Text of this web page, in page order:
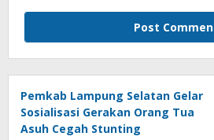
Pemkab Lampung Selatan Gelar
Sosialisasi Gerakan Orang Tua
Asuh Cegah Stunting